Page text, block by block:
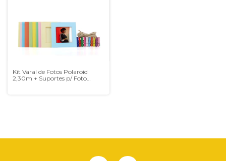
Kit Varal de Fotos Polaroid
2,30m + Suportes p/ Foto